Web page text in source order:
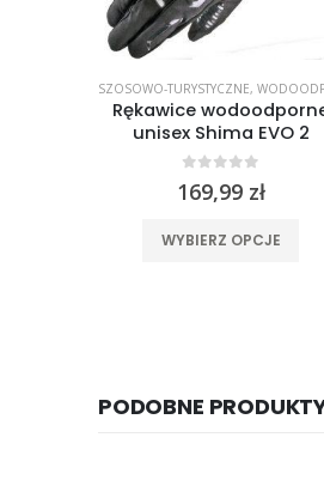
SZOSOWO-TURYSTYCZNE, WODOODPORNE/
Rękawice
unisex Shima EVO 2
out of 5
169,99 zł
WYBIERZ OPCJE
PODOBNE